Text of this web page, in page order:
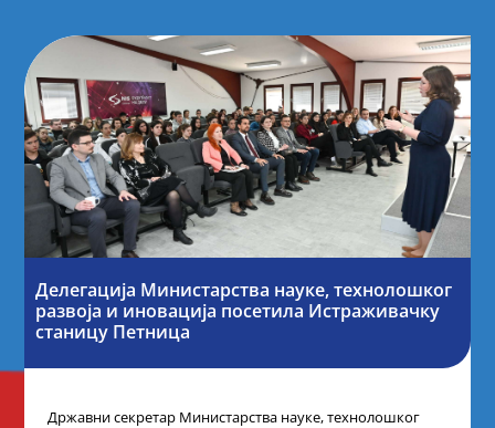
Делегација Министарства науке, технолошког
развоја и иновација посетила Истраживачку
станицу Петница
Државни секретар Министарства науке, технолошког